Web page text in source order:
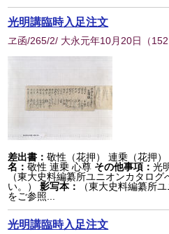
光明講臨時入足注文
ヱ函/265/2/ 大永元年10月20日 （
差出書：敬性（花押） 連乗（花押）
名：敬性 連乗 心尊 その他事項：光
（東大史料編纂所ユニオンカタロ
い。）
影写本：
（東大史料編纂所
をご参照...
光明講臨時入足注文